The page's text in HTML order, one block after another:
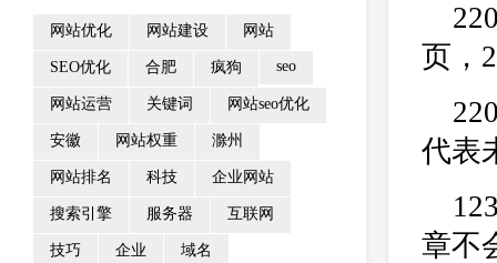
网站优化 网站建设 网站
SEO优化 合肥 疯狗 seo
网站运营 关键词 网站seo优化
安徽 网站权重 滁州
网站排名 科技 企业网站
搜索引擎 服务器 互联网
技巧 企业 域名
页，
代表
章不